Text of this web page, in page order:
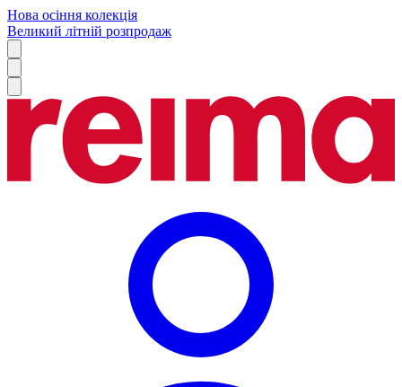
Нова осіння колекція
Великий літній розпродаж